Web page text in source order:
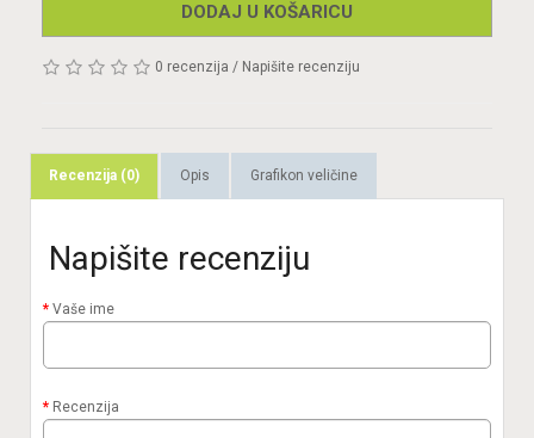
DODAJ U KOŠARICU
0 recenzija / Napišite recenziju
Recenzija (0) Opis Grafikon veličine
Napišite recenziju
Vaše ime
Recenzija